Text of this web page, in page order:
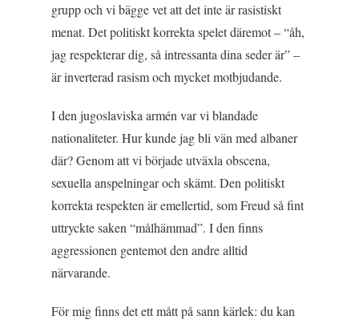
grupp och vi bägge vet att det inte är rasistiskt
menat. Det politiskt korrekta spelet däremot – “åh,
jag respekterar dig, så intressanta dina seder är” –
är inverterad rasism och mycket motbjudande.
I den jugoslaviska armén var vi blandade
nationaliteter. Hur kunde jag bli vän med albaner
där? Genom att vi började utväxla obscena,
sexuella anspelningar och skämt. Den politiskt
korrekta respekten är emellertid, som Freud så fint
uttryckte saken “målhämmad”. I den finns
aggressionen gentemot den andre alltid
närvarande.
För mig finns det ett mått på sann kärlek: du kan